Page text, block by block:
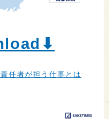
任者が担う仕事とは